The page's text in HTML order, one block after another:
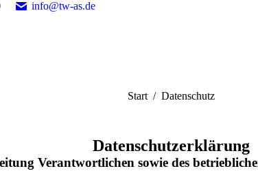
info@tw-as.de
Sie befinden sich hier:
Start Datenschutz
Datenschutzerklärung
Verantwortlichen sowie des